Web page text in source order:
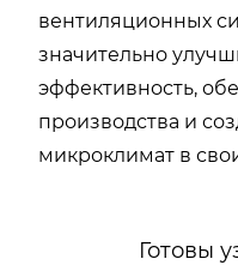
вентиляционных
значительно
эффективность,
производства и
микроклимат в
Готовы